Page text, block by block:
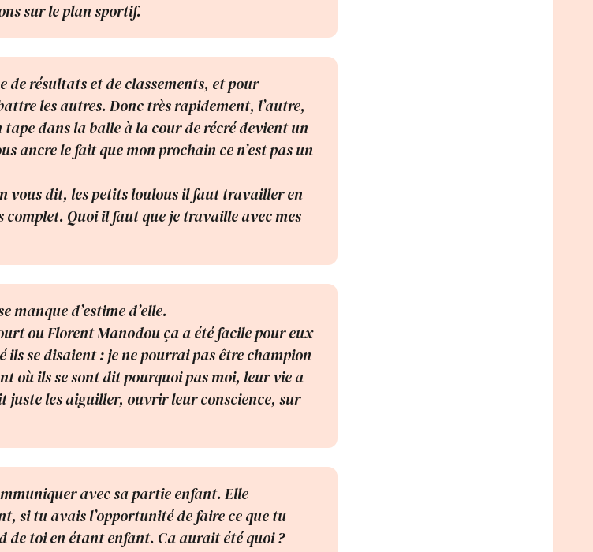
sur le plan sportif.
de résultats et de classements, et pour
les autres. Donc très rapidement, l’autre,
dans la balle à la cour de récré devient un
ancre le fait que mon prochain ce n’est pas un
vous dit, les petits loulous il faut travailler en
complet. Quoi il faut que je travaille avec mes
manque d’estime d’elle.
ou Florent Manodou ça a été facile pour eux
ils se disaient : je ne pourrai pas être champion
où ils se sont dit pourquoi pas moi, leur vie a
les aiguiller, ouvrir leur conscience, sur
avec sa partie enfant. Elle
si tu avais l’opportunité de faire ce que tu
de toi en étant enfant. Ca aurait été quoi ?